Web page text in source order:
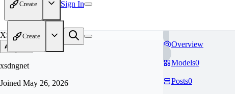
Create Sign In
Create
XS
xsdngnet
Joined May 26, 2026
Overview
Models0
Posts0